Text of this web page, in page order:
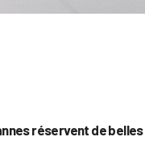
réservent de belles